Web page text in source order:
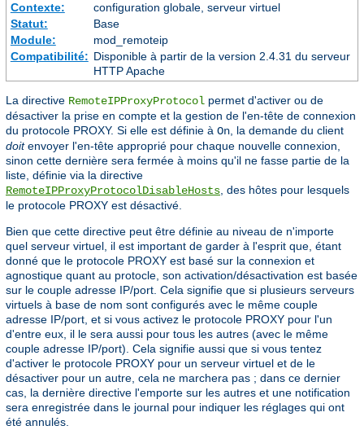
Contexte:
configuration globale, serveur virtuel
Statut:
Base
Module:
mod_remoteip
Compatibilité: Disponible à partir de la version 2.4.31 du serveur
HTTP Apache
La directive RemoteIPProxyProtocol permet d'activer ou de
désactiver la prise en compte et la gestion de l'en-tête de connexion
du protocole PROXY. Si elle est définie à On, la demande du client
doitenvoyer l'en-tête approprié pour chaque nouvelle connexion,
sinon cette dernière sera fermée à moins qu'il ne fasse partie de la
liste, définie via la directive
RemoteIPProxyProtocolDisableHosts, des hôtes pour lesquels
le protocole PROXY est désactivé.
Bien que cette directive peut être définie au niveau de n'importe
quel serveur virtuel, il est important de garder à l'esprit que, étant
donné que le protocole PROXY est basé sur la connexion et
agnostique quant au protocle, son activation/désactivation est basée
sur le couple adresse IP/port. Cela signifie que si plusieurs serveurs
virtuels à base de nom sont configurés avec le même couple
adresse IP/port, et si vous activez le protocole PROXY pour l'un
d'entre eux, il le sera aussi pour tous les autres (avec le même
couple adresse IP/port). Cela signifie aussi que si vous tentez
d'activer le protocole PROXY pour un serveur virtuel et de le
désactiver pour un autre, cela ne marchera pas ; dans ce dernier
cas, la dernière directive l'emporte sur les autres et une notification
sera enregistrée dans le journal pour indiquer les réglages qui ont
été annulés.